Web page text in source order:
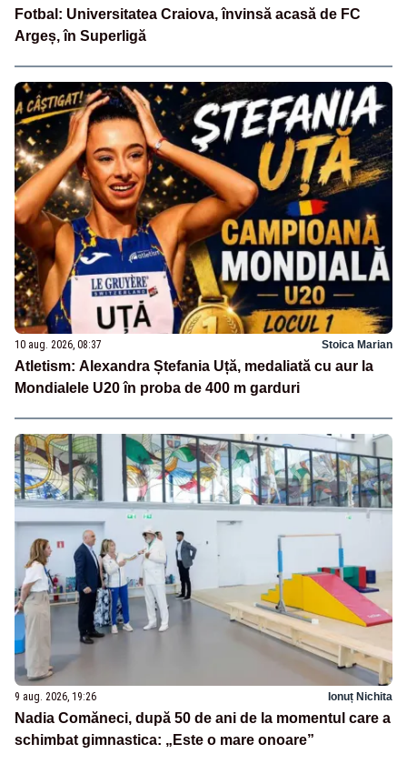
Fotbal: Universitatea Craiova, învinsă acasă de FC
Argeș, în Superligă
10 aug. 2026, 08:37 Stoica Marian
Atletism: Alexandra Ștefania Uță, medaliată cu aur la
Mondialele U20 în proba de 400 m garduri
9 aug. 2026, 19:26 Ionuț Nichita
Nadia Comăneci, după 50 de ani de la momentul care a
schimbat gimnastica: „Este o mare onoare”